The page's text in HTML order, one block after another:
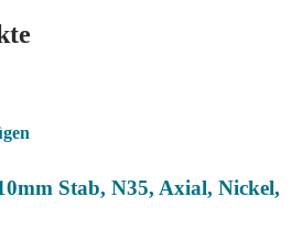
Stab, N35, Axial, Nickel,